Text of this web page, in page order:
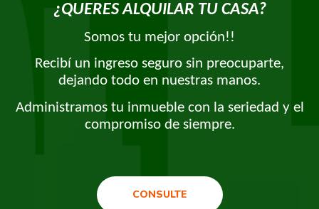
¿QUERES ALQUILAR TU CASA?
Somos tu mejor opción!!
Recibí un ingreso seguro sin preocuparte,
dejando todo en nuestras manos.
Administramos tu inmueble con la seriedad y el
compromiso de siempre.
CONSULTE